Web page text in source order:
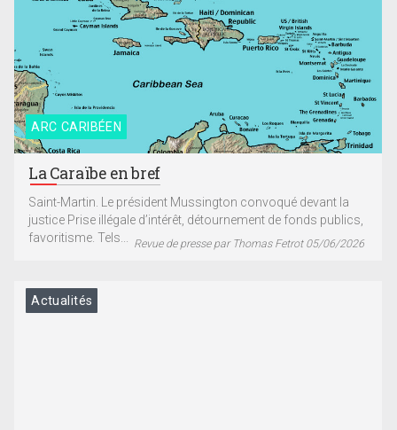
ARC CARIBÉEN
La Caraïbe en bref
Saint-Martin. Le président Mussington convoqué devant la
justice Prise illégale d’intérêt, détournement de fonds publics,
favoritisme. Tels...
Revue de presse par Thomas Fetrot 05/06/2026
Actualités